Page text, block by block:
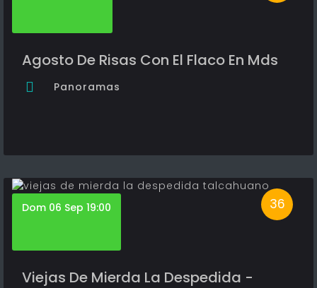
Agosto De Risas Con El Flaco En Mds
Panoramas
36
Dom 06 Sep 19:00
Viejas De Mierda La Despedida -